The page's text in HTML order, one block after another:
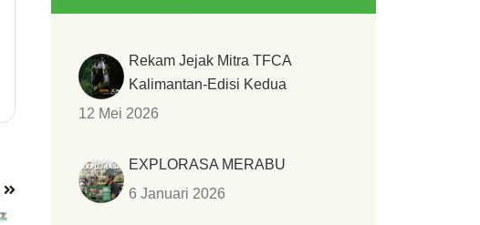
Rekam Jejak Mitra TFCA
Kalimantan-Edisi Kedua
12 Mei 2026
EXPLORASA MERABU
6 Januari 2026